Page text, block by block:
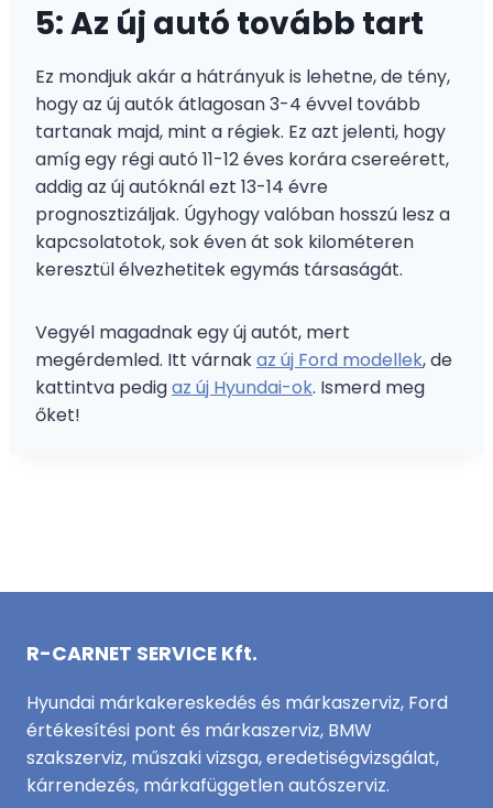
5: Az új autó tovább tart
Ez mondjuk akár a hátrányuk is lehetne, de tény,
hogy az új autók átlagosan 3-4 évvel tovább
tartanak majd, mint a régiek. Ez azt jelenti, hogy
amíg egy régi autó 11-12 éves korára csereérett,
addig az új autóknál ezt 13-14 évre
prognosztizáljak. Úgyhogy valóban hosszú lesz a
kapcsolatotok, sok éven át sok kilométeren
keresztül élvezhetitek egymás társaságát.
Vegyél magadnak egy új autót, mert
megérdemled. Itt várnakaz új Ford modellek, de
kattintva pedigaz új Hyundai-ok. Ismerd meg
őket!
R-CARNET SERVICE Kft.
Hyundai márkakereskedés és márkaszerviz, Ford
értékesítési pont és márkaszerviz, BMW
szakszerviz, műszaki vizsga, eredetiségvizsgálat,
kárrendezés, márkafüggetlen autószerviz.